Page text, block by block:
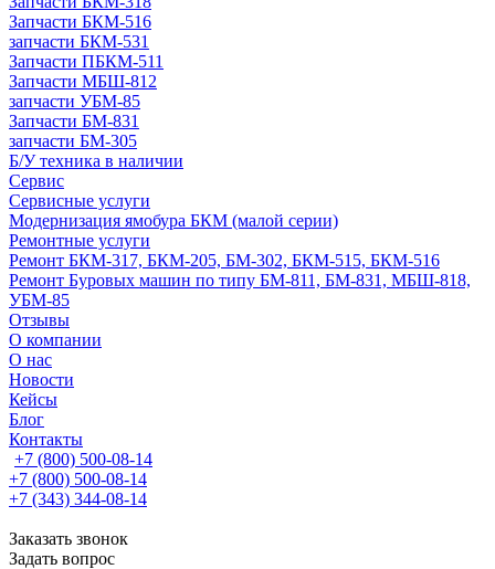
Запчасти БКМ-516
запчасти БКМ-531
Запчасти ПБКМ-511
Запчасти МБШ-812
запчасти УБМ-85
Запчасти БМ-831
запчасти БМ-305
Б/У техника в наличии
Сервис
Сервисные услуги
Модернизация ямобура БКМ (малой серии)
Ремонтные услуги
Ремонт БКМ-317, БКМ-205, БМ-302, БКМ-515, БКМ-516
Ремонт Буровых машин по типу БМ-811, БМ-831, МБШ-818,
УБМ-85
Отзывы
О компании
О нас
Новости
Кейсы
Блог
Контакты
+7 (800) 500-08-14
+7 (800) 500-08-14
+7 (343) 344-08-14
Заказать звонок
Задать вопрос